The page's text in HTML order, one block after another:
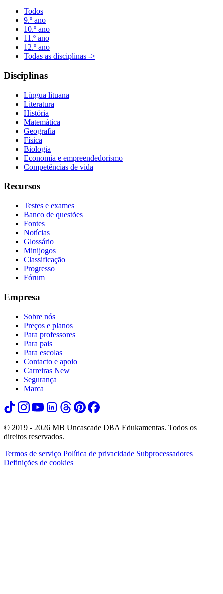
Todos
9.º ano
10.º ano
11.º ano
12.º ano
Todas as disciplinas ->
Disciplinas
Língua lituana
Literatura
História
Matemática
Geografia
Física
Biologia
Economia e empreendedorismo
Competências de vida
Recursos
Testes e exames
Banco de questões
Fontes
Notícias
Glossário
Minijogos
Classificação
Progresso
Fórum
Empresa
Sobre nós
Preços e planos
Para professores
Para pais
Para escolas
Contacto e apoio
Carreiras New
Segurança
Marca
© 2019 - 2026 MB Uncascade DBA Edukamentas. Todos os
direitos reservados.
Termos de serviço Política de privacidade Subprocessadores
Definições de cookies